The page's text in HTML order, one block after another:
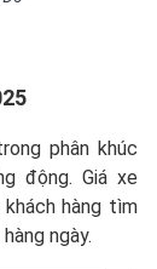
phân khúc
động. Giá xe
hàng tìm
ngày.